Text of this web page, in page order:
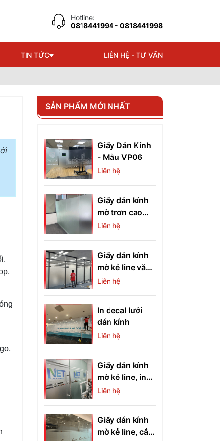
Hotline:
0818441994 - 0818441998
TIN TỨC LIÊN HỆ - TƯ VẤN
SẢN PHẨM MỚI NHẤT
Giấy Dán Kính
- Mẫu VP06
Liên hệ
Giấy dán kính
mờ trơn cao
cấp
Liên hệ
Giấy dán kính
mờ kẻ line văn
phòng
Liên hệ
In decal lưới
dán kính
Liên hệ
Giấy dán kính
mờ kẻ line, in
logo màu theo
Liên hệ
Giấy dán kính
mờ kẻ line, cắt